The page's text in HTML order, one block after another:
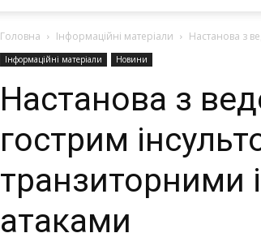
Головна Інформаційні матеріали Настанова з
Інформаційні матеріали Новини
Настанова з
гострим
транзиторними
атаками